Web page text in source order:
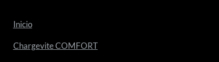
Inicio
Chargevite COMFORT